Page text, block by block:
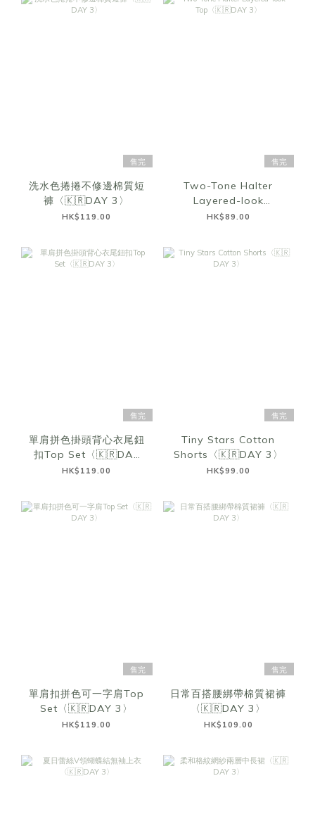
售完
洗水色捲捲不修邊棉質短
褲〈🇰🇷DAY 3〉
HK$119.00
售完
Two-Tone Halter
Layered-look
Top〈🇰🇷DAY 3〉
HK$89.00
售完
單肩拼色掛頭背心衣尾鈕
扣Top Set〈🇰🇷DAY
3〉
HK$119.00
售完
Tiny Stars Cotton
Shorts〈🇰🇷DAY 3〉
HK$99.00
售完
單肩扣拼色可一字肩Top
Set〈🇰🇷DAY 3〉
HK$119.00
售完
日常百搭腰綁帶棉質裙褲
〈🇰🇷DAY 3〉
HK$109.00